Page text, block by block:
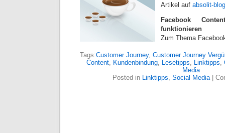
Artikel auf absolit-
Facebook
funktionieren
Zum Thema
Tags:Customer Journey, Customer Journey
Content, Kundenbindung, Lesetipps, Linktipps,
Media
Posted in Linktipps, Social Media|